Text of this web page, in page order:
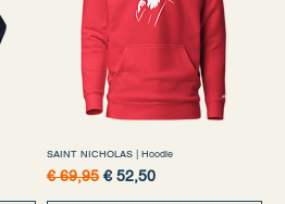
SAINT NICHOLAS | Hoodie
Normale prijs
€ 69,95 Verkoopprijs
€ 52,50